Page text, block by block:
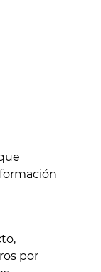
por